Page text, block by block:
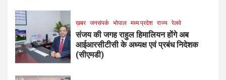
ख़बर जनसंपर्क भोपाल मध्य प्रदेश राज्य रेलवे
संजय की जगह राहुल हिमालियन होंगे अब
आईआरसीटीसी के अध्यक्ष एवं प्रबंध निदेशक
(सीएमडी)